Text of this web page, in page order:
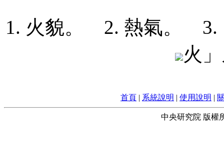
1. 火貌。 2. 熱氣。 3.
火
首頁 | 系統說明 | 使用說明 |
中央研究院 版權